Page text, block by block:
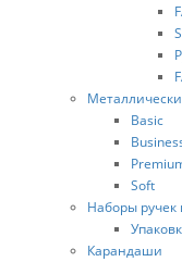
Basic
Soft
Наборы ручек
Карандаши